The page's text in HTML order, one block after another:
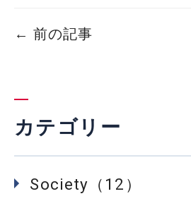
← 前の記事
カテゴリー
Society（12）